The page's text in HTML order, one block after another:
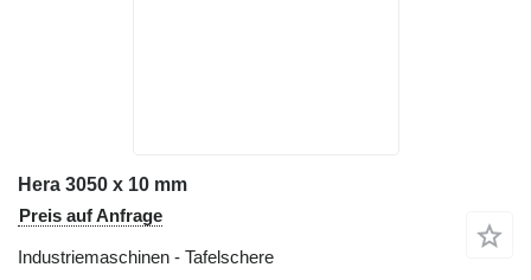
Hera 3050 x 10 mm
Preis auf Anfrage
Industriemaschinen - Tafelschere